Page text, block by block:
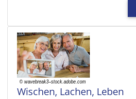
Wischen, Lachen, Leben